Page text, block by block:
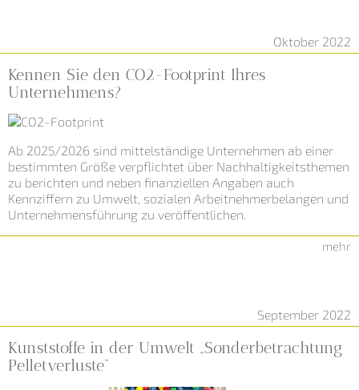
Oktober 2022
Kennen Sie den CO2-Footprint Ihres
Unternehmens?
Ab 2025/2026 sind mittelständige Unternehmen ab einer
bestimmten Größe verpflichtet über Nachhaltigkeitsthemen
zu berichten und neben finanziellen Angaben auch
Kennziffern zu Umwelt, sozialen Arbeitnehmerbelangen und
Unternehmensführung zu veröffentlichen.
mehr
September 2022
Kunststoffe in der Umwelt „Sonderbetrachtung
Pelletverluste“